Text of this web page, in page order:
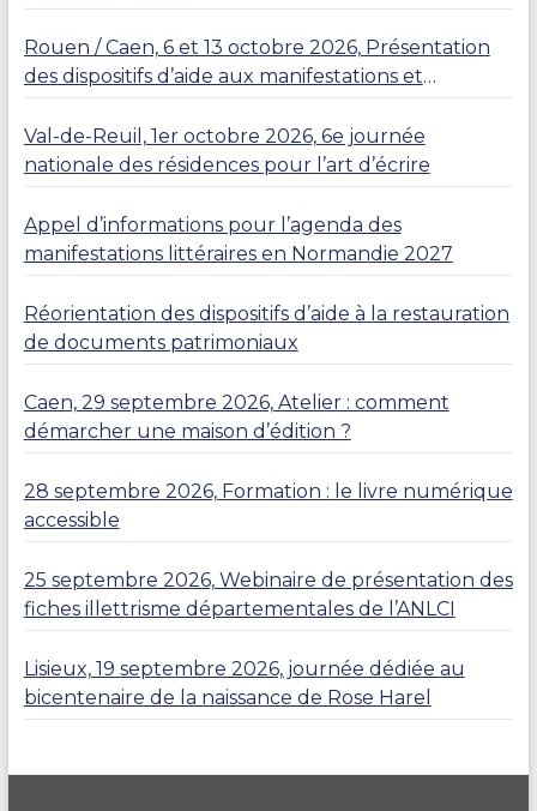
Rouen / Caen, 6 et 13 octobre 2026, Présentation
des dispositifs d’aide aux manifestations et
Val-de-Reuil, 1er octobre 2026, 6e journée
nationale des résidences pour l’art d’écrire
Appel d’informations pour l’agenda des
manifestations littéraires en Normandie 2027
Réorientation des dispositifs d’aide à la restauration
de documents patrimoniaux
Caen, 29 septembre 2026, Atelier : comment
démarcher une maison d’édition ?
28 septembre 2026, Formation : le livre numérique
accessible
25 septembre 2026, Webinaire de présentation des
fiches illettrisme départementales de l’ANLCI
Lisieux, 19 septembre 2026, journée dédiée au
bicentenaire de la naissance de Rose Harel